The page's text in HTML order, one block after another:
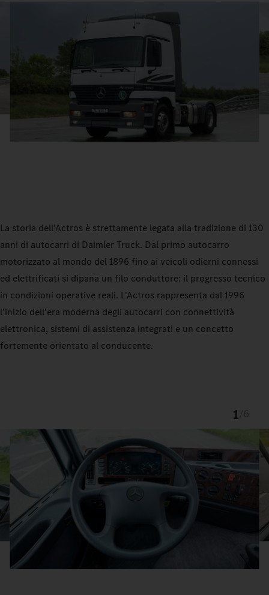
La storia dell'Actros è strettamente legata alla tradizione di 130
anni di autocarri di Daimler Truck. Dal primo autocarro
motorizzato al mondo del 1896 fino ai veicoli odierni connessi
ed elettrificati si dipana un filo conduttore: il progresso tecnico
in condizioni operative reali. L'Actros rappresenta dal 1996
l'inizio dell'era moderna degli autocarri con connettività
elettronica, sistemi di assistenza integrati e un concetto
fortemente orientato al conducente.
1